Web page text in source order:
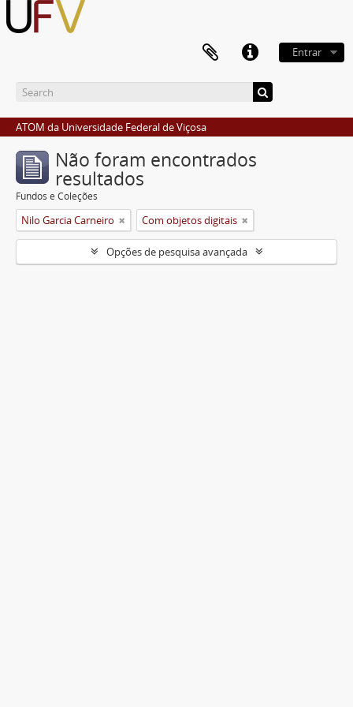
Entrar
ATOM da Universidade Federal de Viçosa
Não foram encontrados
resultados
Fundos e Coleções
Nilo Garcia Carneiro Com objetos digitais
Opções de pesquisa avançada